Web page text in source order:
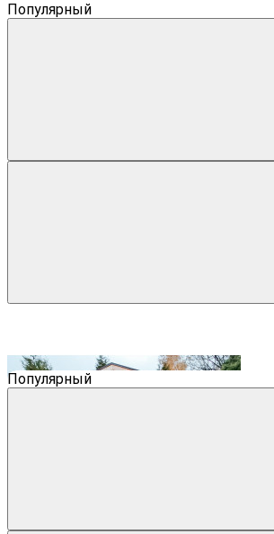
Популярный
Популярный